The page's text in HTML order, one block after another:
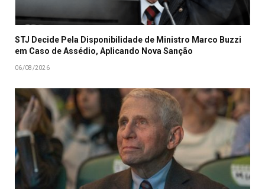
STJ Decide Pela Disponibilidade de Ministro Marco Buzzi
em Caso de Assédio, Aplicando Nova Sanção
06/08/2026